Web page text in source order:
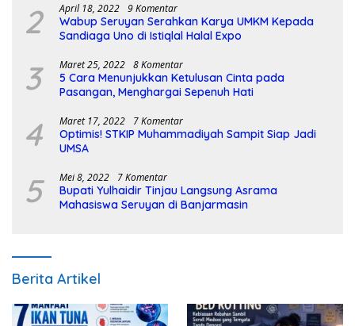
2 April 18, 2022 9 Komentar
Wabup Seruyan Serahkan Karya UMKM Kepada
Sandiaga Uno di Istiqlal Halal Expo
3 Maret 25, 2022 8 Komentar
5 Cara Menunjukkan Ketulusan Cinta pada
Pasangan, Menghargai Sepenuh Hati
4 Maret 17, 2022 7 Komentar
Optimis! STKIP Muhammadiyah Sampit Siap Jadi
UMSA
5 Mei 8, 2022 7 Komentar
Bupati Yulhaidir Tinjau Langsung Asrama
Mahasiswa Seruyan di Banjarmasin
Berita Artikel